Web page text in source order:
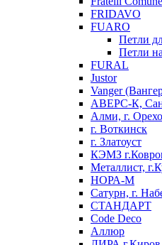
FRIDAVO
FUARO
Петли
Петли
FURAL
Justor
Vanger
АВЕРС-К,
Алми, г.
г. Воткинск
г. Златоуст
КЭМЗ
Металлист,
НОРА-М
Сатурн, г.
СТАНДАРТ
Code Deco
Аллюр